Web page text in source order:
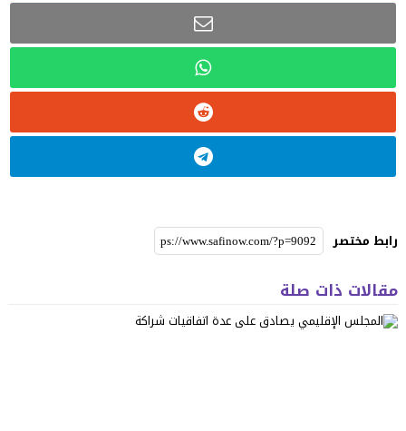
رابط مختصر
مقالات ذات صلة